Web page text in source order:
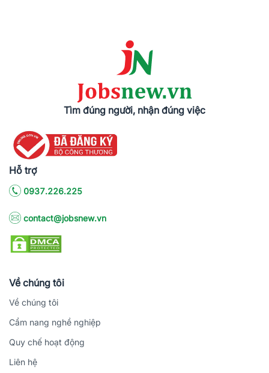
Tìm đúng người, nhận đúng việc
Hỗ trợ
0937.226.225
contact@jobsnew.vn
Về chúng tôi
Về chúng tôi
Cẩm nang nghề nghiệp
Quy chế hoạt động
Liên hệ